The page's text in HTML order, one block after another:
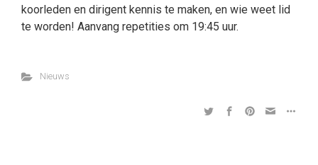
koorleden en dirigent kennis te maken, en wie weet lid
te worden! Aanvang repetities om 19:45 uur.
Nieuws